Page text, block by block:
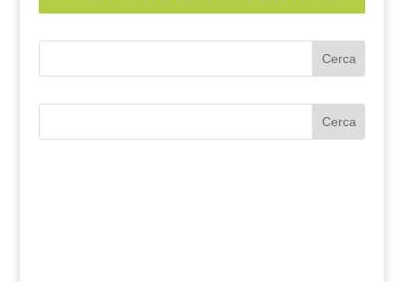
Cerca
Cerca